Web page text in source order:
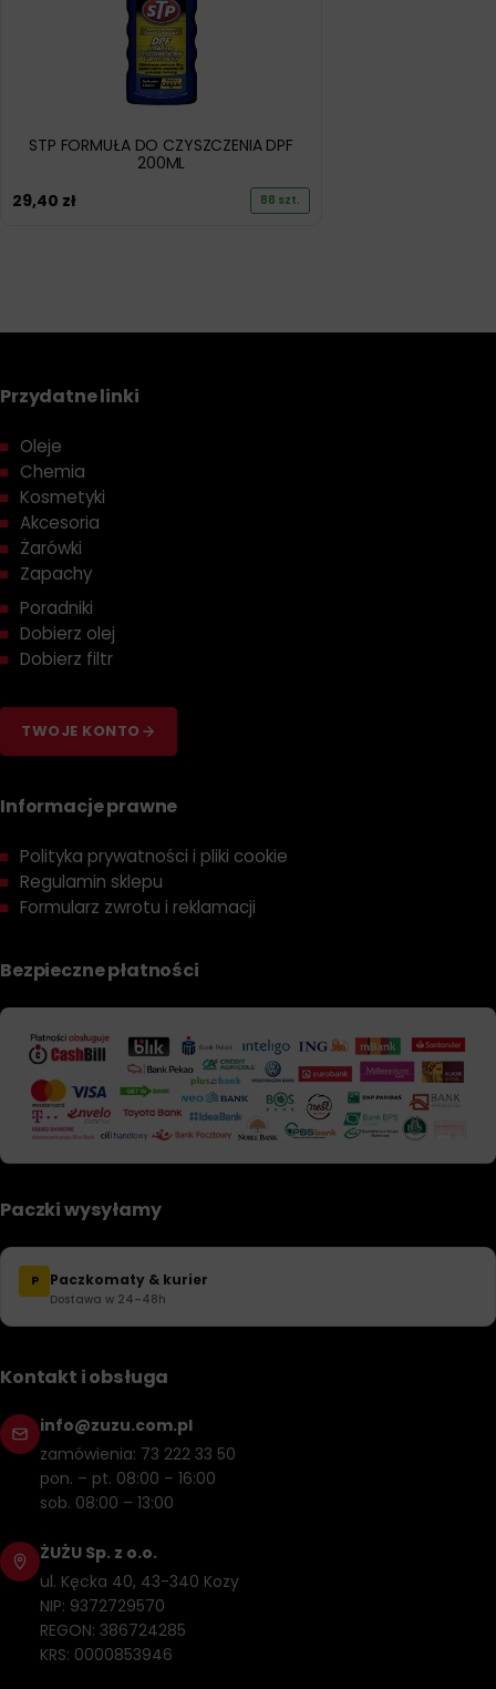
STP FORMUŁA DO CZYSZCZENIA DPF
200ML
29,40 zł 88 szt.
Przydatne linki
Oleje
Chemia
Kosmetyki
Akcesoria
Żarówki
Zapachy
Poradniki
Dobierz olej
Dobierz filtr
TWOJE KONTO
Informacje prawne
Polityka prywatności i pliki cookie
Regulamin sklepu
Formularz zwrotu i reklamacji
Bezpieczne płatności
Paczki wysyłamy
P Paczkomaty & kurier
Dostawa w 24–48h
Kontakt i obsługa
info@zuzu.com.pl
zamówienia: 73 222 33 50
pon. – pt. 08:00 – 16:00
sob. 08:00 – 13:00
ŻUŻU Sp. z o.o.
ul. Kęcka 40, 43-340 Kozy
NIP: 9372729570
REGON: 386724285
KRS: 0000853946